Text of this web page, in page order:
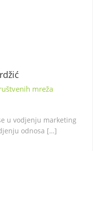
mreža
u vodjenju marketing
odnosa […]